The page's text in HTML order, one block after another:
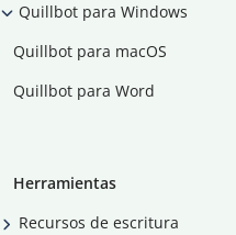
Quillbot para Windows
Quillbot para macOS
Quillbot para Word
Herramientas
Recursos de escritura